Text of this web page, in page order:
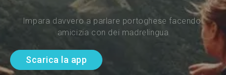
Impara davvero a parlare portoghese facendo
amicizia con dei madrelingua
Scarica la app